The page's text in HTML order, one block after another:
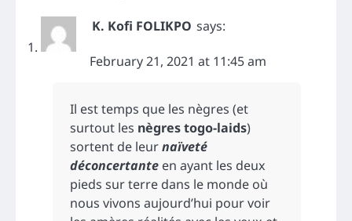
K. Kofi FOLIKPO says:
February 21, 2021 at 11:45 am
Il est temps que les nègres (et
surtout les nègres togo-laids)
sortent de leurnaïveté
déconcertante en ayant les deux
pieds sur terre dans le monde où
nous vivons aujourd’hui pour voir